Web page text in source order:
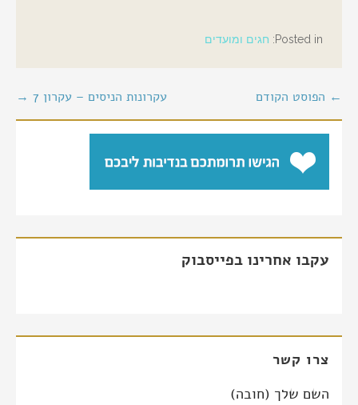
Posted in: חגים ומועדים
ניווט
← הפוסט הקודם עקרונות הניסים – עקרון 7 →
עקבו אחרינו בפייסבוק
צרו קשר
השם שלך (חובה)